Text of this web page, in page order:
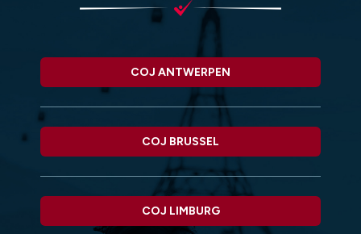
COJ ANTWERPEN
COJ BRUSSEL
COJ LIMBURG